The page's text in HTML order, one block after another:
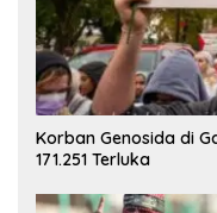
Korban Genosida di
171.251 Terluka